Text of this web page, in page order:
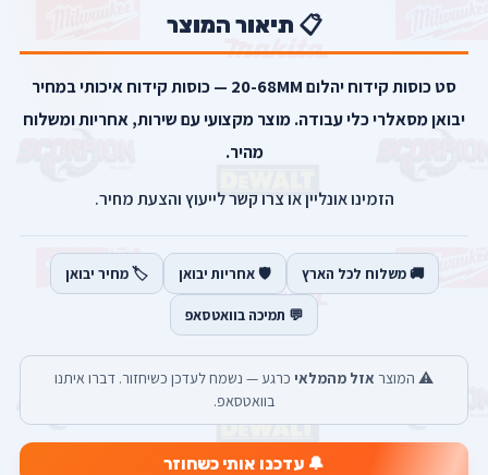
📋 תיאור המוצר
סט כוסות קידוח יהלום 20-68MM — כוסות קידוח איכותי במחיר
יבואן מסאלרי כלי עבודה. מוצר מקצועי עם שירות, אחריות ומשלוח
מהיר.
הזמינו אונליין או צרו קשר לייעוץ והצעת מחיר.
🚚 משלוח לכל הארץ 🛡️ אחריות יבואן 🏷️ מחיר יבואן
💬 תמיכה בוואטסאפ
⚠️ המוצר אזל מהמלאי כרגע — נשמח לעדכן כשיחזור. דברו איתנו
בוואטסאפ.
🔔 עדכנו אותי כשחוזר